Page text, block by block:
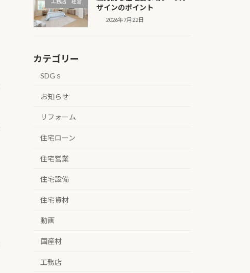
ザインのポイント
2026年7月22日
カテゴリー
SDGｓ
お知らせ
リフォーム
住宅ローン
住宅営業
住宅設備
住宅資材
動画
国産材
工務店